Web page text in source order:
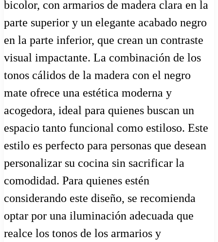
bicolor, con armarios de madera clara en la
parte superior y un elegante acabado negro
en la parte inferior, que crean un contraste
visual impactante. La combinación de los
tonos cálidos de la madera con el negro
mate ofrece una estética moderna y
acogedora, ideal para quienes buscan un
espacio tanto funcional como estiloso. Este
estilo es perfecto para personas que desean
personalizar su cocina sin sacrificar la
comodidad. Para quienes estén
considerando este diseño, se recomienda
optar por una iluminación adecuada que
realce los tonos de los armarios y